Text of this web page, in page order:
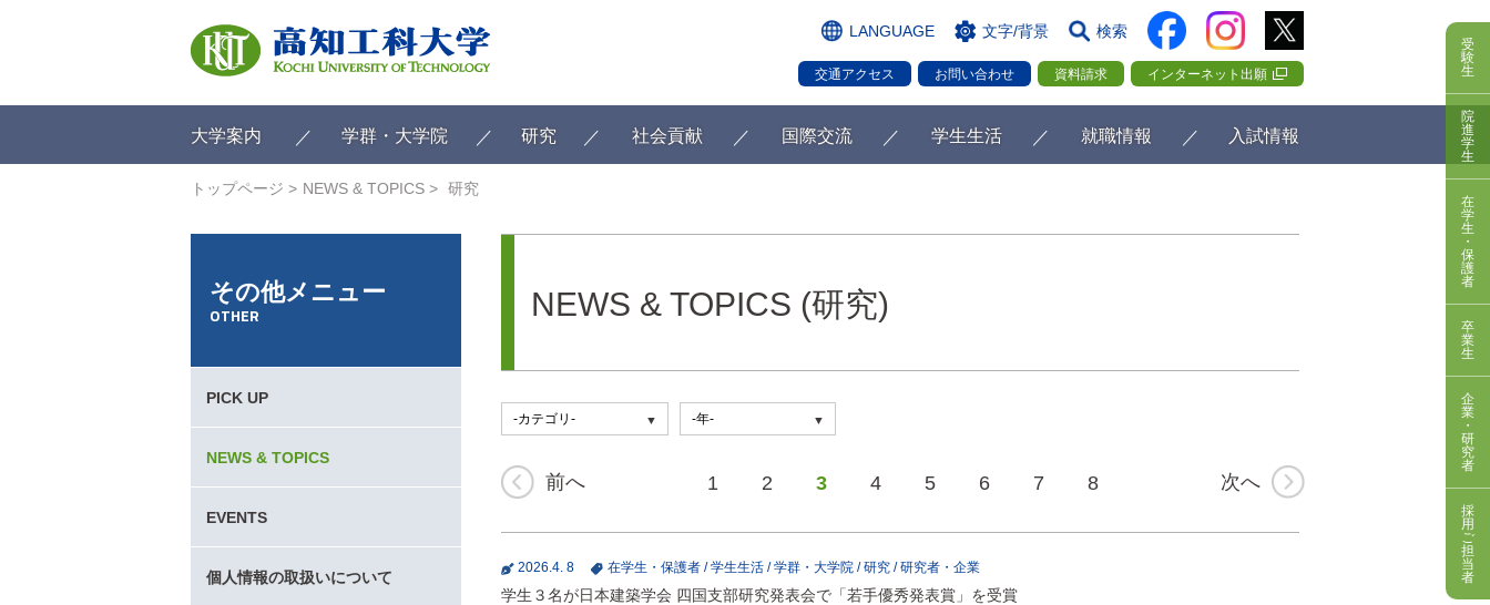
で
LANGUAGE 文字/背景 検索
交通アクセス お問い合わせ 資料請求 インターネット出願
大学案内 学群・大学院 研究 社会貢献 国際交流 学生生活 就職情報 入試情報
受
験
生
院
進
学
生
在
学
生
・
保
護
者
卒
業
生
企
業
・
研
究
者
採
用
ご
担
当
者
トップページ NEWS & TOPICS 研究
NEWS & TOPICS (研究)
前へ 1 2 3 4 5 6 7 8 次へ
2026.4. 8 在学生・保護者 /学生生活 /学群・大学院 /研究 /研究者・企業
学生３名が日本建築学会 四国支部研究発表会で「若手優秀発表賞」を受賞
その他メニュー
OTHER
PICK UP
NEWS & TOPICS
EVENTS
個人情報の取扱いについて